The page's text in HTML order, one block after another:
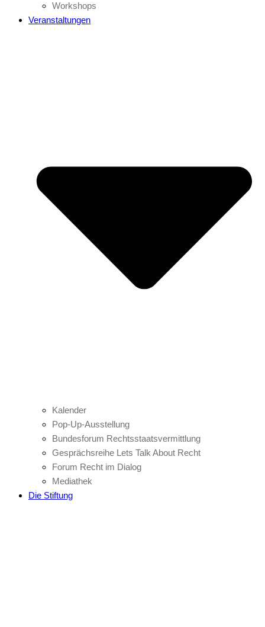
Workshops
Veranstaltungen
Kalender
Pop-Up-Ausstellung
Bundesforum Rechtsstaatsvermittlung
Gesprächsreihe Lets Talk About Recht
Forum Recht im Dialog
Mediathek
Die Stiftung